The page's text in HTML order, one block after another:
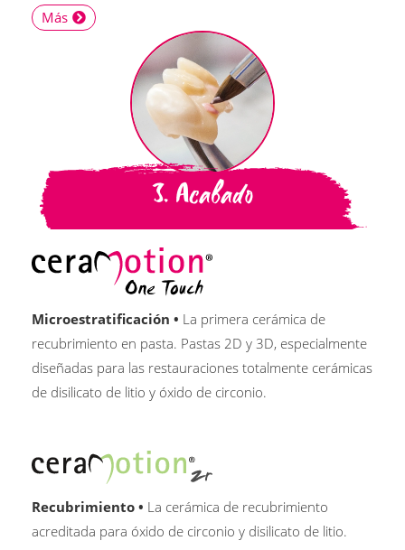
Más
3. Acabado
Microestratificación • La primera cerámica de
recubrimiento en pasta. Pastas 2D y 3D, especialmente
diseñadas para las restauraciones totalmente cerámicas
de disilicato de litio y óxido de circonio.
Recubrimiento • La cerámica de recubrimiento
acreditada para óxido de circonio y disilicato de litio.